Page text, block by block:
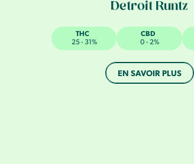
Detroit Runtz
THC
25 - 31%
CBD
0 - 2%
EN SAVOIR PLUS